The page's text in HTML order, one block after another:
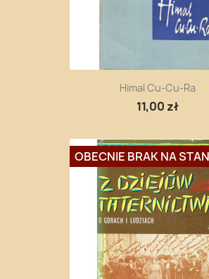
Himal Cu-Cu-Ra
11,00 zł
OBECNIE BRAK NA